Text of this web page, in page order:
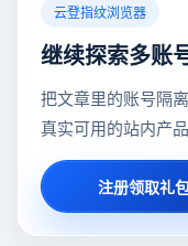
云登指纹浏览器
继续探索多账
把文章里的账号隔
真实可用的站内产品
注册领取礼